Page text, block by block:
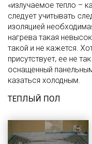
«излучаемое тепло –
следует учитывать
изоляцией
нагрева такая
такой и не кажется.
присутствует, ее не
оснащенный
казаться холодным.
ТЕПЛЫЙ ПОЛ